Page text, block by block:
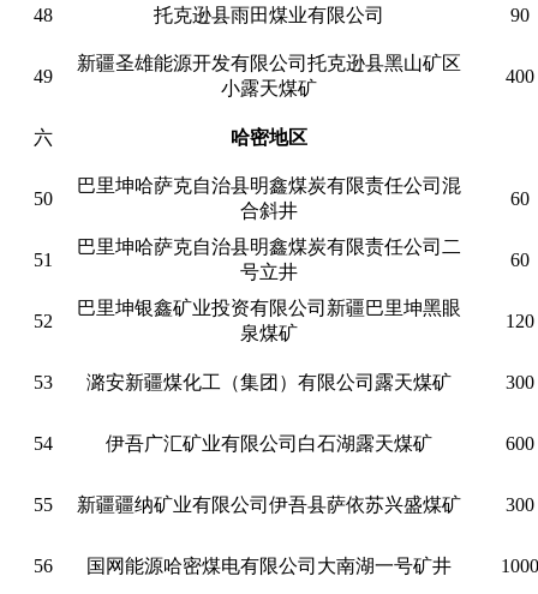
48 托克逊县雨田煤业有限公司 90
49
新疆圣雄能源开发有限公司托克逊县黑山矿区
小露天煤矿
400
六 哈密地区
50
巴里坤哈萨克自治县明鑫煤炭有限责任公司混
合斜井
60
51
巴里坤哈萨克自治县明鑫煤炭有限责任公司二
号立井
60
52
巴里坤银鑫矿业投资有限公司新疆巴里坤黑眼
泉煤矿
120
53 潞安新疆煤化工（集团）有限公司露天煤矿 300
54 伊吾广汇矿业有限公司白石湖露天煤矿 600
55 新疆疆纳矿业有限公司伊吾县萨依苏兴盛煤矿 300
56 国网能源哈密煤电有限公司大南湖一号矿井 1000